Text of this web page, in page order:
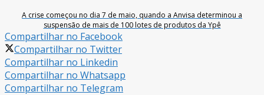
A crise começou no dia 7 de maio, quando a Anvisa determinou a
suspensão de mais de 100 lotes de produtos da Ypê
Compartilhar no Facebook
Compartilhar no Twitter
Compartilhar no Linkedin
Compartilhar no Whatsapp
Compartilhar no Telegram